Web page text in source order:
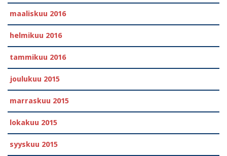
maaliskuu 2016
helmikuu 2016
tammikuu 2016
joulukuu 2015
marraskuu 2015
lokakuu 2015
syyskuu 2015